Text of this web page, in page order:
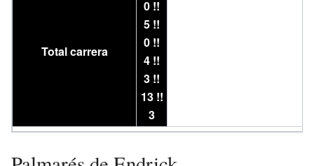
Total carrera
0 !!
5 !!
0 !!
4 !!
3 !!
13 !!
3